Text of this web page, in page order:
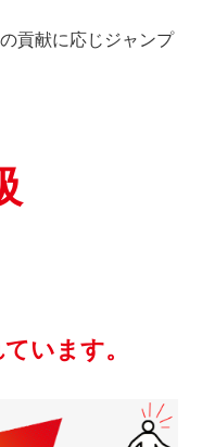
貢献に応じジャンプ
います。